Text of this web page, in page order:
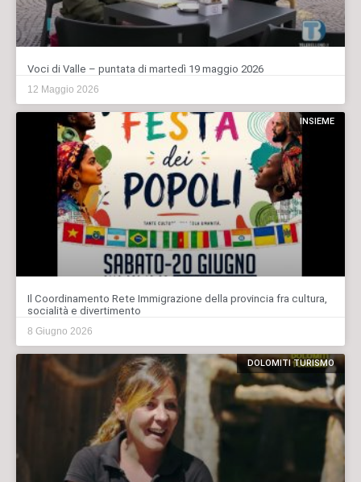
Voci di Valle – puntata di martedì 19 maggio 2026
12 Maggio 2026
INSIEME
Il Coordinamento Rete Immigrazione della provincia fra cultura,
socialità e divertimento
8 Giugno 2026
DOLOMITI TURISMO